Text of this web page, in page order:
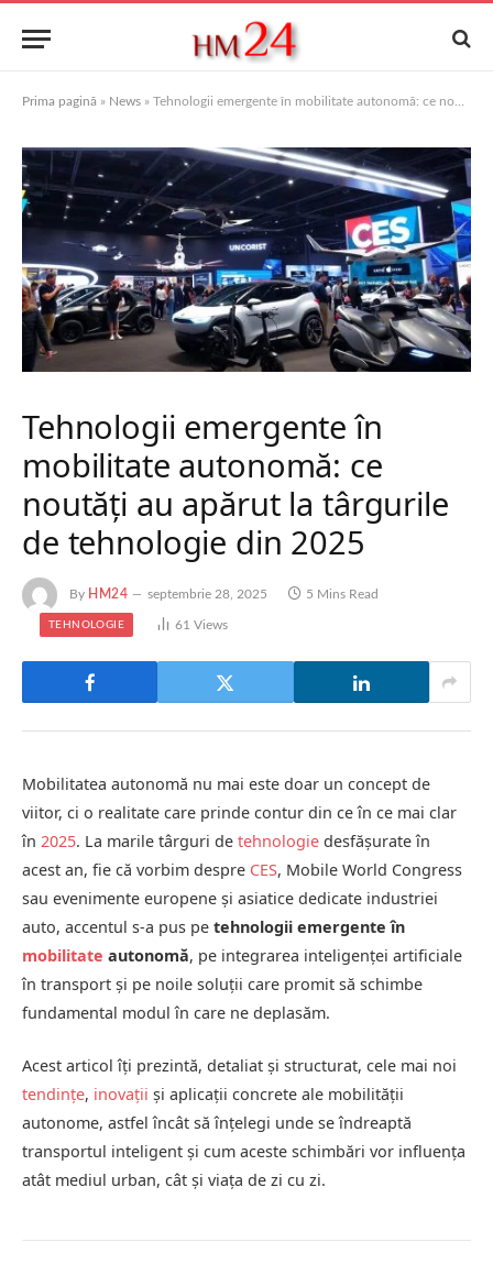
Prima pagină » News » Tehnologii emergente în mobilitate autonomă: ce noutăţi au apărut la târgurile de tehnologie din 2025
Tehnologii emergente în
mobilitate autonomă: ce
noutăţi au apărut la târgurile
de tehnologie din 2025
By HM24 septembrie 28, 2025 5 Mins Read
TEHNOLOGIE 61 Views
Mobilitatea autonomă nu mai este doar un concept de
viitor, ci o realitate care prinde contur din ce în ce mai clar
în 2025. La marile târguri de tehnologie desfășurate în
acest an, fie că vorbim despre CES, Mobile World Congress
sau evenimente europene și asiatice dedicate industriei
auto, accentul s-a pus pe tehnologii emergente în
mobilitate autonomă, pe integrarea inteligenței artificiale
în transport și pe noile soluții care promit să schimbe
fundamental modul în care ne deplasăm.
Acest articol îți prezintă, detaliat și structurat, cele mai noi
tendințe, inovații și aplicații concrete ale mobilității
autonome, astfel încât să înțelegi unde se îndreaptă
transportul inteligent și cum aceste schimbări vor influența
atât mediul urban, cât și viața de zi cu zi.